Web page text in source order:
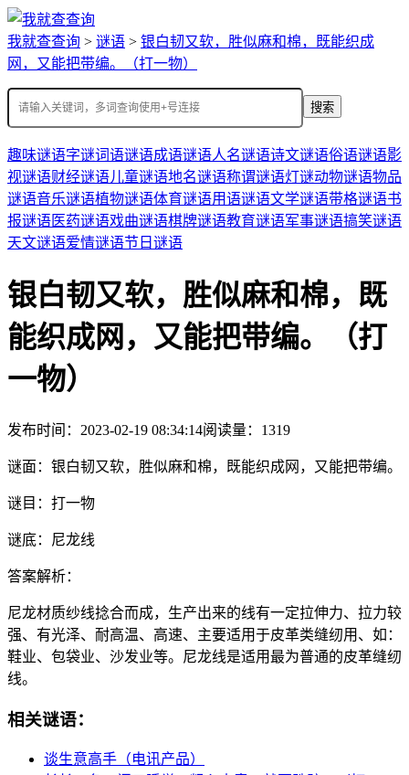
我就查查询 > 谜语 > 银白韧又软，胜似麻和棉，既能织成
网，又能把带编。（打一物）
搜索
趣味谜语字谜词语谜语成语谜语人名谜语诗文谜语俗语谜语影
视谜语财经谜语儿童谜语地名谜语称谓谜语灯谜动物谜语物品
谜语音乐谜语植物谜语体育谜语用语谜语文学谜语带格谜语书
报谜语医药谜语戏曲谜语棋牌谜语教育谜语军事谜语搞笑谜语
天文谜语爱情谜语节日谜语
银白韧又软，胜似麻和棉，既
能织成网，又能把带编。（打
一物）
发布时间：2023-02-19 08:34:14阅读量：1319
谜面： 银白韧又软，胜似麻和棉，既能织成网，又能把带编。
谜目： 打一物
谜底： 尼龙线
答案解析：
尼龙材质纱线捻合而成，生产出来的线有一定拉伸力、拉力较
强、有光泽、耐高温、高速、主要适用于皮革类缝纫用、如：
鞋业、包袋业、沙发业等。尼龙线是适用最为普通的皮革缝纫
线。
相关谜语：
谈生意高手（电讯产品）